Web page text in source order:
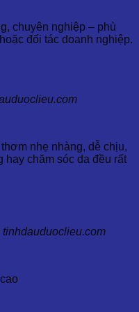
thẳng và nâng cao
làm sạch không khí và
giúp giảm căng thẳng và
sẽ tạo ra không gian thư
và mệt mỏi.
sử dụng đúng cách. Tuy
chuyên nghiệp – phù
đối tác doanh nghiệp.
nhẹ nhàng, dễ chịu,
hay chăm sóc da đều rất